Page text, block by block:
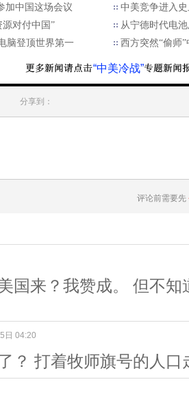
加中国这场会议
中美竞争进入
对付中国”
从宁德时代电
脑登顶世界第一
西方突然“偷师
“中美冷战”
分享到：
评论前需要先
国来？我赞成。 但不知
日 04:20
？ 打着牧师旗号的人口